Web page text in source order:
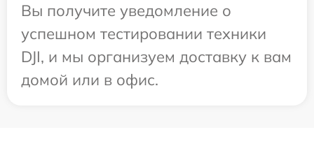
Вы получите уведомление о
успешном тестировании техники
DJI, и мы организуем доставку к вам
домой или в офис.